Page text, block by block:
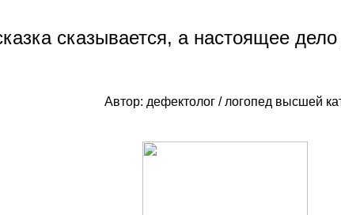
сказывается, а настоящее
Автор: дефектолог / логопед высшей